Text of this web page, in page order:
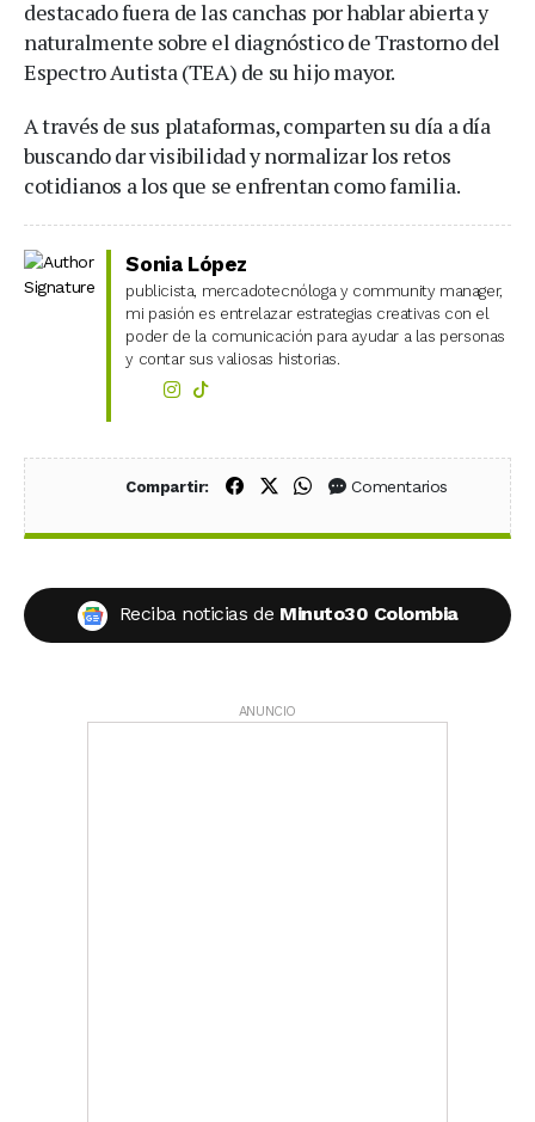
destacado fuera de las canchas por hablar abierta y
naturalmente sobre el diagnóstico de Trastorno del
Espectro Autista (TEA) de su hijo mayor.
A través de sus plataformas, comparten su día a día
buscando dar visibilidad y normalizar los retos
cotidianos a los que se enfrentan como familia.
Sonia López
publicista, mercadotecnóloga y community manager,
mi pasión es entrelazar estrategias creativas con el
poder de la comunicación para ayudar a las personas
y contar sus valiosas historias.
Compartir: Compartir en Facebook
Compartir en X (Twitter)
Compartir en WhatsApp
Comentarios
Reciba noticias de Minuto30 Colombia
ANUNCIO